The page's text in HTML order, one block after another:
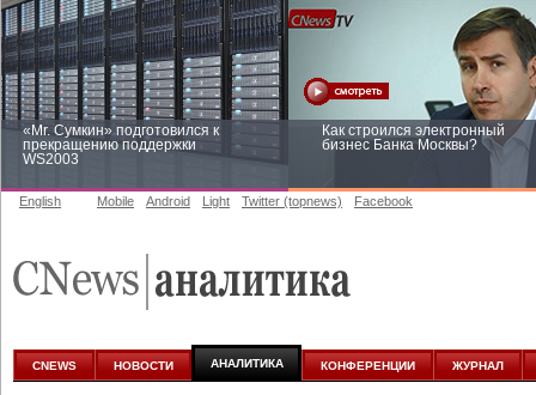
«Mr. Сумкин» подготовился к
прекращению поддержки
WS2003
Как строился электронный
бизнес Банка Москвы?
аналитике
English Mobile Android Light Twitter (topnews) Facebook
CNEWS НОВОСТИ АНАЛИТИКА КОНФЕРЕНЦИИ ЖУРНАЛ